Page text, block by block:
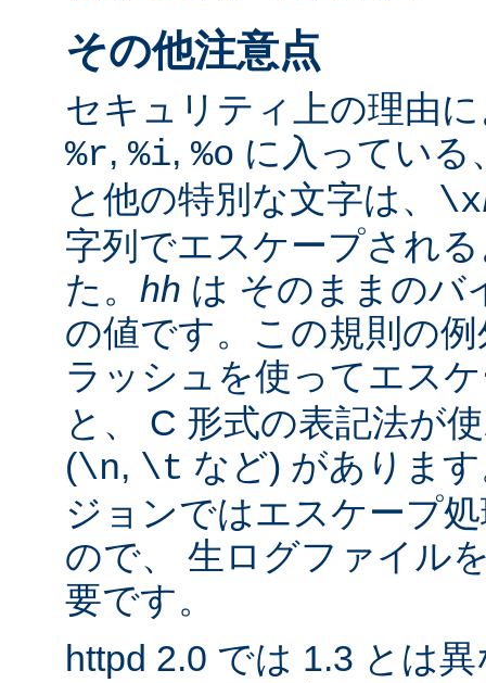
その他注意点
セキュリティ上の理由
%r, %i, %o に入っている
と他の特別な文字は、 \x
字列でエスケープされ
た。 hh は そのままのバ
の値です。この規則の
ラッシュを使ってエス
と、 C 形式の表記法が
(\n, \t など) がありま
ジョンではエスケープ
ので、 生ログファイル
要です。
httpd 2.0 では 1.3 とは